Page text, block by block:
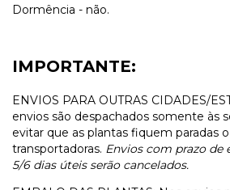
Dormência - não.
IMPORTANTE:
ENVIOS PARA OUTRAS CIDADES/
envios são despachados somente às
evitar que as plantas fiquem paradas
transportadoras. Envios com prazo de
5/6 dias úteis serão cancelados.